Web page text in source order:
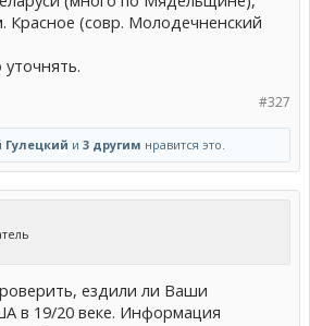
Красное (совр. Молодечненский
#327
Гулецкий и 3 другим нравится это.
ездили ли Ваши
в 19/20 веке. Информация